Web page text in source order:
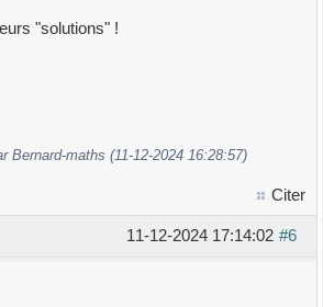
"solutions" !
Bernard-maths (11-12-2024 16:28:57)
Citer
#6
11-12-2024 17:14:02